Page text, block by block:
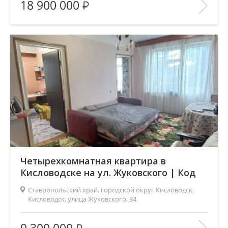
Число комнат:
2
Этаж:
3/6
В ИЗБРАННОЕ
18 900 000
Четырехкомнатная квартира в
Кисловодске на ул. Жуковского | Код
5334Ставропольский край, городской округ Кисловодск,
Кисловодск, улица Жуковского, 34
Площадь(общ. /жил. /кухня), м2:
60/45/6